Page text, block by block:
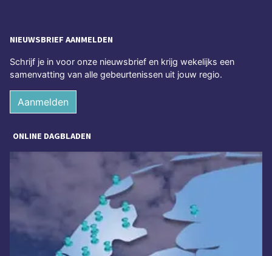
NIEUWSBRIEF AANMELDEN
Schrijf je in voor onze nieuwsbrief en krijg wekelijks een
samenvatting van alle gebeurtenissen uit jouw regio.
Aanmelden
ONLINE DAGBLADEN